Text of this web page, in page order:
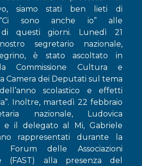
siamo stati ben lieti di
“Ci sono anche io” alle
di questi giorni. Lunedì 21
segretario nazionale,
è stato ascoltato in
Commissione Cultura e
Camera dei Deputati sul tema
scolastico e effetti
Inoltre, martedì 22 febbraio
nazionale, Ludovica
e il delegato al Mi, Gabriele
rappresentati durante la
delle Associazioni
(FAST) alla presenza del